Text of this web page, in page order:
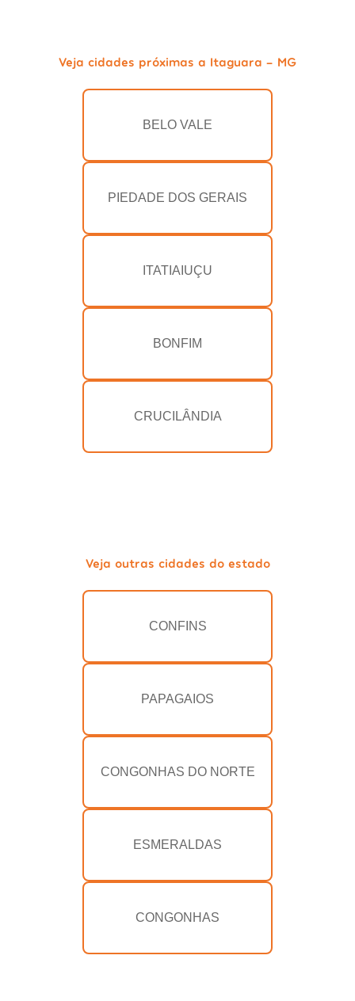
Veja cidades próximas a Itaguara - MG
BELO VALE
PIEDADE DOS GERAIS
ITATIAIUÇU
BONFIM
CRUCILÂNDIA
Veja outras cidades do estado
CONFINS
PAPAGAIOS
CONGONHAS DO NORTE
ESMERALDAS
CONGONHAS